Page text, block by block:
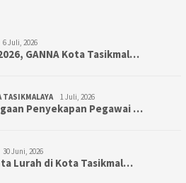
6 Juli, 2026
GANNA Kota Tasikmal…
TASIKMALAYA 1 Juli, 2026
Penyekapan Pegawai …
30 Juni, 2026
Lurah di Kota Tasikmal…